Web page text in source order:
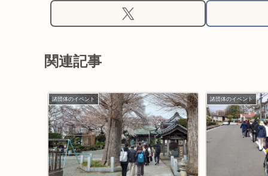
関連記事
諸団体のイベント 諸団体のイベント